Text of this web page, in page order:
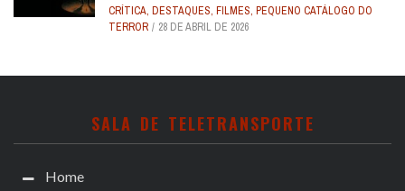
CRÍTICA, DESTAQUES, FILMES, PEQUENO CATÁLOGO DO
TERROR
28 DE ABRIL DE 2026
SALA DE TELETRANSPORTE
Home